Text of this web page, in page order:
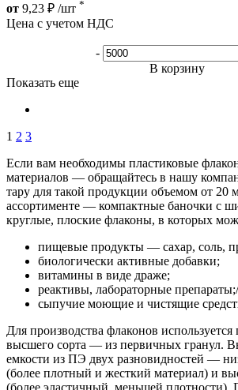
от 9,23 ₽ /шт *
Цена с учетом НДС
-
В корзину
Показать еще
1 2 3
Если вам необходимы пластиковые
материалов — обращайтесь в нашу
тару для такой продукции объемом от 20
ассортименте — компактные баночки с
круглые, плоские флаконы, в которых
пищевые продукты — сахар, соль,
биологически активные добавки;
витамины в виде драже;
реактивы, лабораторные
сыпучие моющие и чистящие
Для производства флаконов используется
высшего сорта — из первичных гранул.
емкости из ПЭ двух разновидностей —
(более плотный и жесткий материал) и